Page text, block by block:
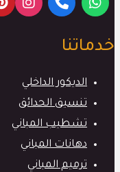
خدماتنا
الديكور الداخلي
تنسيق الحدائق
تشطيب المباني
دهانات المباني
ترميم المباني